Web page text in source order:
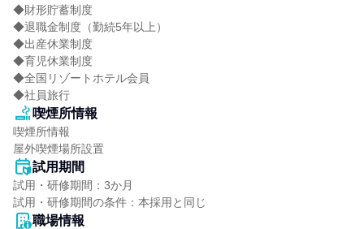
◆財形貯蓄制度
◆退職金制度（勤続5年以上）
◆出産休業制度
◆育児休業制度
◆全国リゾートホテル会員
◆社員旅行
喫煙所情報
喫煙所情報
屋外喫煙場所設置
試用期間
試用・研修期間：3か月
職場情報